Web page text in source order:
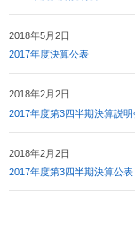
2018年5月2日
2017年度決算公表
2018年2月2日
2017年度第3四半期決算説
2018年2月2日
2017年度第3四半期決算公表